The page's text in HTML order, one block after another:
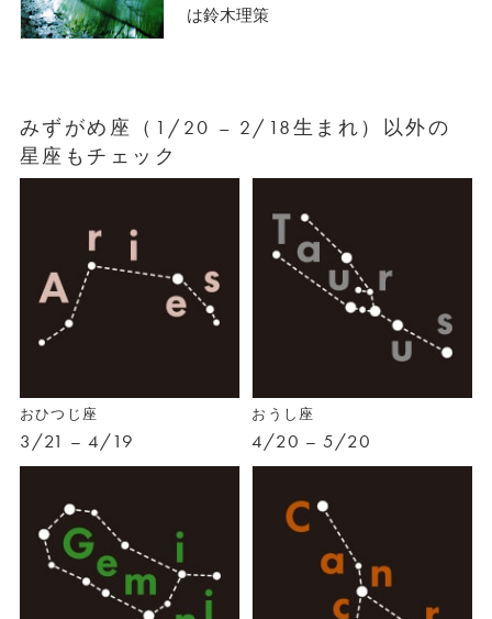
は鈴木理策
みずがめ座（1/20 – 2/18生まれ）以外の
星座もチェック
おひつじ座
3/21 – 4/19
おうし座
4/20 – 5/20